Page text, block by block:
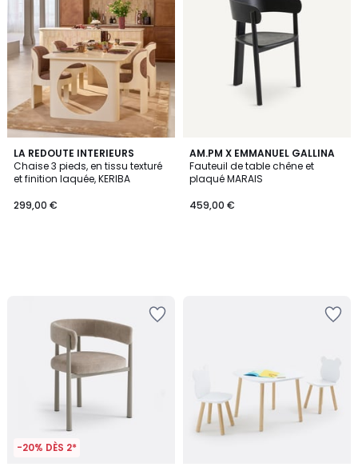
LA REDOUTE INTERIEURS
Chaise 3 pieds, en tissu texturé
et finition laquée, KERIBA
299,00 €
AM.PM X EMMANUEL GALLINA
Fauteuil de table chêne et
plaqué MARAIS
459,00 €
-20% DÈS 2*